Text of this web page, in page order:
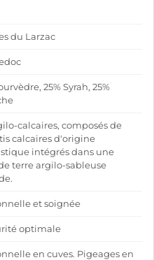
du Larzac
25% Syrah, 25%
calcaires, composés de
calcaires d'origine
intégrés dans une
terre argilo-sableuse
et soignée
optimale
en cuves. Pigeages en